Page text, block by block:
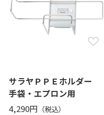
サラヤＰＰＥホルダー
手袋・エプロン用
4,290円